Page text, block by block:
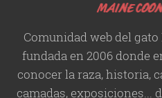
Comunidad web del
fundada en 2006 donde
conocer la raza, historia,
camadas, exposiciones...